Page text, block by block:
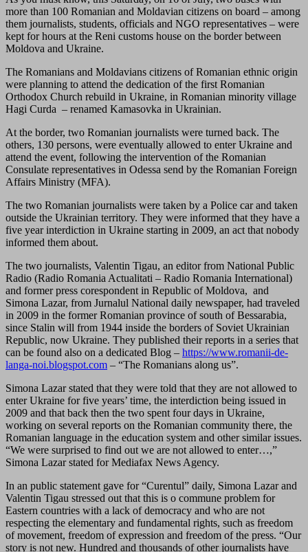
more than 100 Romanian and Moldavian citizens on board – among
them journalists, students, officials and NGO representatives – were
kept for hours at the Reni customs house on the border between
Moldova and Ukraine.
The Romanians and Moldavians citizens of Romanian ethnic origin
were planning to attend the dedication of the first Romanian
Orthodox Church rebuild in Ukraine, in Romanian minority village
Hagi Curda – renamed Kamasovka in Ukrainian.
At the border, two Romanian journalists were turned back. The
others, 130 persons, were eventually allowed to enter Ukraine and
attend the event, following the intervention of the Romanian
Consulate representatives in Odessa send by the Romanian Foreign
Affairs Ministry (MFA).
The two Romanian journalists were taken by a Police car and taken
outside the Ukrainian territory. They were informed that they have a
five year interdiction in Ukraine starting in 2009, an act that nobody
informed them about.
The two journalists, Valentin Tigau, an editor from National Public
Radio (Radio Romania Actualitati – Radio Romania International)
and former press corespondent in Republic of Moldova, and
Simona Lazar, from Jurnalul National daily newspaper, had traveled
in 2009 in the former Romanian province of south of Bessarabia,
since Stalin will from 1944 inside the borders of Soviet Ukrainian
Republic, now Ukraine. They published their reports in a series that
can be found also on a dedicated Blog – https://www.romanii-de-
langa-noi.blogspot.com – “The Romanians along us”.
Simona Lazar stated that they were told that they are not allowed to
enter Ukraine for five years’ time, the interdiction being issued in
2009 and that back then the two spent four days in Ukraine,
working on several reports on the Romanian community there, the
Romanian language in the education system and other similar issues.
“We were surprised to find out we are not allowed to enter…,”
Simona Lazar stated for Mediafax News Agency.
In an public statement gave for “Curentul” daily, Simona Lazar and
Valentin Tigau stressed out that this is o commune problem for
Eastern countries with a lack of democracy and who are not
respecting the elementary and fundamental rights, such as freedom
of movement, freedom of expression and freedom of the press. “Our
story is not new. Hundred and thousands of other journalists have